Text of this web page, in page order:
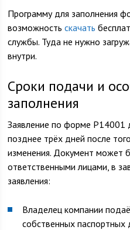
Программу для заполнения
возможностьскачать
службы. Туда не нужно
внутри.
Сроки подачи и
заполнения
Заявление по форме Р14001
позднее трёх дней после
изменения. Документ может
ответственными лицами, в
заявления:
Владелец компании
собственных паспортных